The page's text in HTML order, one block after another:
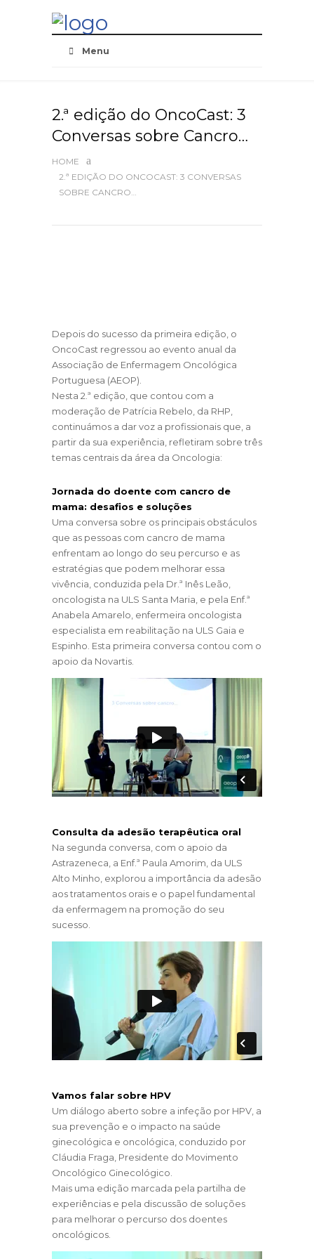
Skip
NavigationMenu
2.ª edição do OncoCast: 3
Conversas sobre Cancro…
HOME
2.ª EDIÇÃO DO ONCOCAST: 3 CONVERSAS
SOBRE CANCRO…
Depois do sucesso da primeira edição, o
OncoCast regressou ao evento anual da
Associação de Enfermagem Oncológica
Portuguesa (AEOP).
Nesta 2.ª edição, que contou com a
moderação de Patrícia Rebelo, da RHP,
continuámos a dar voz a profissionais que, a
partir da sua experiência, refletiram sobre três
temas centrais da área da Oncologia:
Jornada do doente com cancro de
mama: desafios e soluções
Uma conversa sobre os principais obstáculos
que as pessoas com cancro de mama
enfrentam ao longo do seu percurso e as
estratégias que podem melhorar essa
vivência, conduzida pela Dr.ª Inês Leão,
oncologista na ULS Santa Maria, e pela Enf.ª
Anabela Amarelo, enfermeira oncologista
especialista em reabilitação na ULS Gaia e
Espinho. Esta primeira conversa contou com o
apoio da Novartis.
Consulta da adesão terapêutica oral
Na segunda conversa, com o apoio da
Astrazeneca, a Enf.ª Paula Amorim, da ULS
Alto Minho, explorou a importância da adesão
aos tratamentos orais e o papel fundamental
da enfermagem na promoção do seu
sucesso.
Vamos falar sobre HPV
Um diálogo aberto sobre a infeção por HPV, a
sua prevenção e o impacto na saúde
ginecológica e oncológica, conduzido por
Cláudia Fraga, Presidente do Movimento
Oncológico Ginecológico.
Mais uma edição marcada pela partilha de
experiências e pela discussão de soluções
para melhorar o percurso dos doentes
oncológicos.